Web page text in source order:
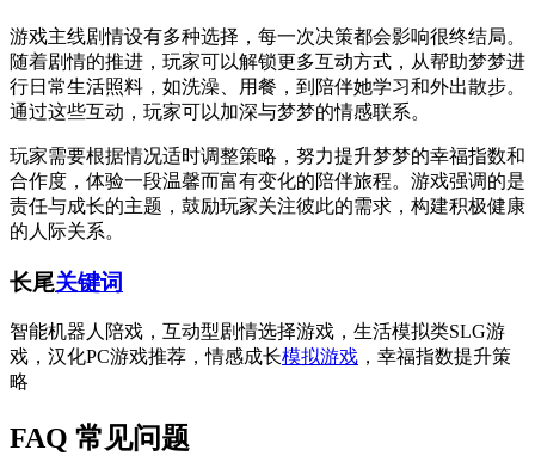
游戏主线剧情设有多种选择，每一次决策都会影响很终结局。
随着剧情的推进，玩家可以解锁更多互动方式，从帮助梦梦进
行日常生活照料，如洗澡、用餐，到陪伴她学习和外出散步。
通过这些互动，玩家可以加深与梦梦的情感联系。
玩家需要根据情况适时调整策略，努力提升梦梦的幸福指数和
合作度，体验一段温馨而富有变化的陪伴旅程。游戏强调的是
责任与成长的主题，鼓励玩家关注彼此的需求，构建积极健康
的人际关系。
长尾关键词
智能机器人陪戏，互动型剧情选择游戏，生活模拟类SLG游
戏，汉化PC游戏推荐，情感成长模拟游戏 ，幸福指数提升策
略
FAQ 常见问题